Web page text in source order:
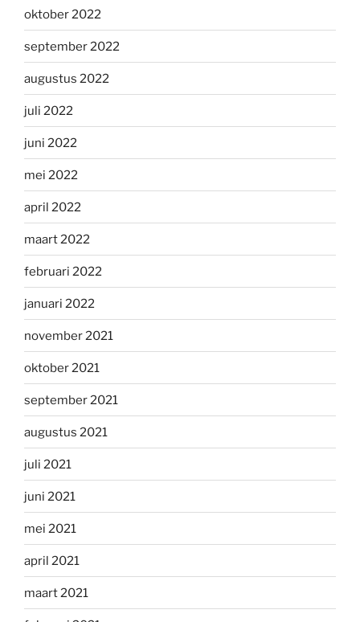
oktober 2022
september 2022
augustus 2022
juli 2022
juni 2022
mei 2022
april 2022
maart 2022
februari 2022
januari 2022
november 2021
oktober 2021
september 2021
augustus 2021
juli 2021
juni 2021
mei 2021
april 2021
maart 2021